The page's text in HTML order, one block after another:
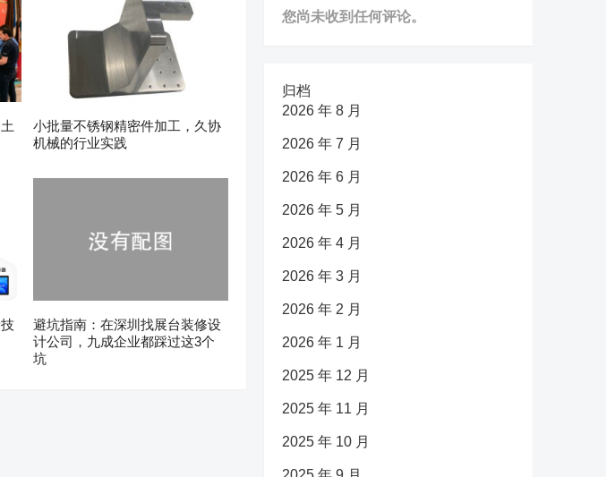
小批量不锈钢精密件加工，久协
机械的行业实践
避坑指南：在深圳找展台装修设
计公司，九成企业都踩过这3个
坑
您尚未收到任何评论。
归档
2026 年 8 月
2026 年 7 月
2026 年 6 月
2026 年 5 月
2026 年 4 月
2026 年 3 月
2026 年 2 月
2026 年 1 月
2025 年 12 月
2025 年 11 月
2025 年 10 月